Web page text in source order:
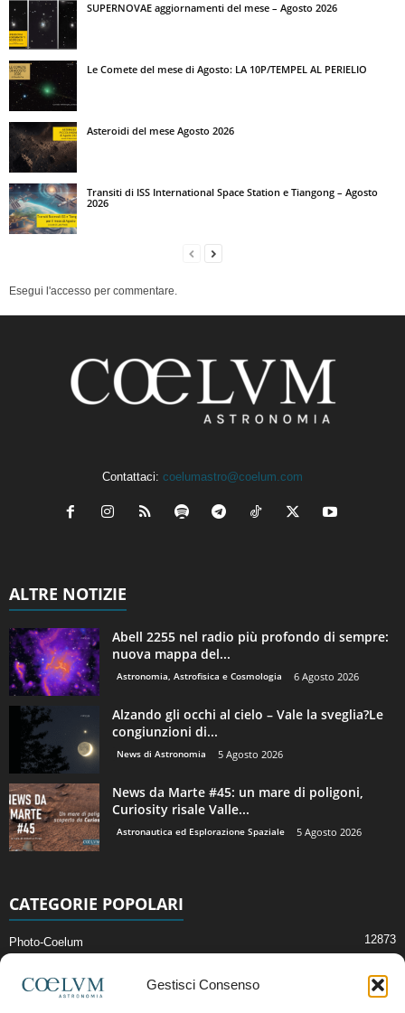
Gestisci Consenso
SUPERNOVAE aggiornamenti del mese – Agosto 2026
Le Comete del mese di Agosto: LA 10P/TEMPEL AL PERIELIO
Asteroidi del mese Agosto 2026
Transiti di ISS International Space Station e Tiangong – Agosto
2026
Esegui l'accesso per commentare.
Contattaci: coelumastro@coelum.com
ALTRE NOTIZIE
Abell 2255 nel radio più profondo di sempre:
nuova mappa del...
Astronomia, Astrofisica e Cosmologia 6 Agosto 2026
Alzando gli occhi al cielo – Vale la sveglia?Le
congiunzioni di...
News di Astronomia 5 Agosto 2026
News da Marte #45: un mare di poligoni,
Curiosity risale Valle...
Astronautica ed Esplorazione Spaziale 5 Agosto 2026
CATEGORIE POPOLARI
Photo-Coelum 12873
News di Astronomia 2409